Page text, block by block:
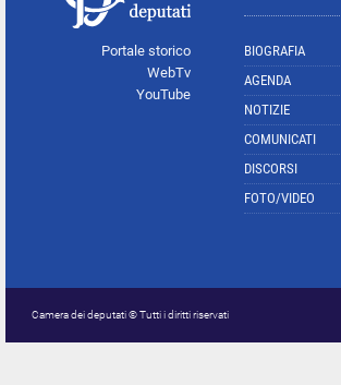
Portale storico
WebTv
YouTube
BIOGRAFIA
AGENDA
NOTIZIE
COMUNICATI
DISCORSI
FOTO/VIDEO
Camera dei deputati © Tutti i diritti riservati